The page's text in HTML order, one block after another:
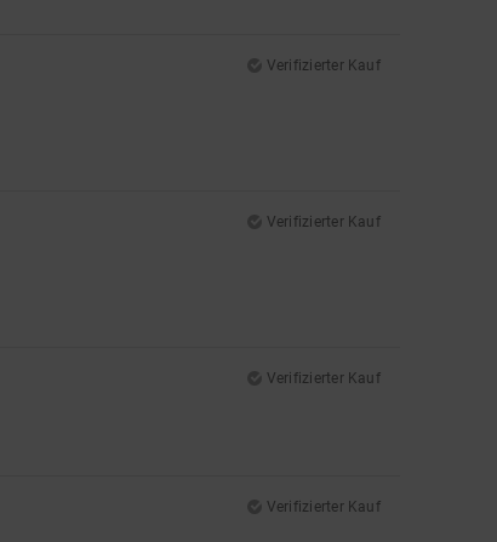
Verifizierter Kauf
Verifizierter Kauf
Verifizierter Kauf
Verifizierter Kauf